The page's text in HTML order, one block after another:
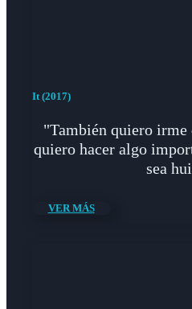
It (2017)
"También quiero irme
quiero hacer algo
sea
VER MÁS